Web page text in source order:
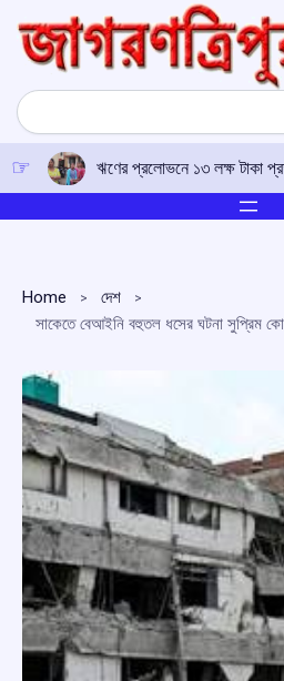
content
Search
ঋণের প্রলোভনে ১৩ লক্ষ টাকা
Home
দেশ